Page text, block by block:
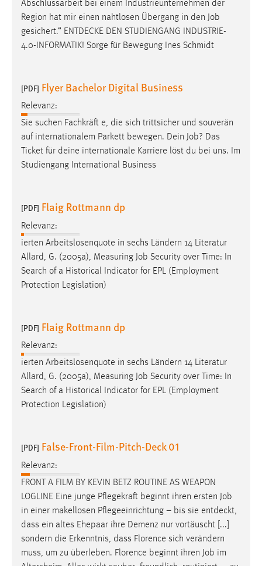
Abschlussarbeit bei einem Industrieunternehmen der
Region hat mir einen nahtlosen Übergang in den Job
gesichert.“ ENTDECKE DEN STUDIENGANG INDUSTRIE-
4.0-INFORMATIK! Sorge für Bewegung Ines Schmidt
[PDF] Flyer Bachelor Digital Business
Relevanz:
Sie suchen Fachkräft e, die sich trittsicher und souverän
auf internationalem Parkett bewegen. Dein Job? Das
Ticket für deine internationale Karriere löst du bei uns. Im
Studiengang International Business
[PDF] Flaig Rottmann dp
Relevanz:
ierten Arbeitslosenquote in sechs Ländern 14 Literatur
Allard, G. (2005a), Measuring Job Security over Time: In
Search of a Historical Indicator for EPL (Employment
Protection Legislation)
[PDF] Flaig Rottmann dp
Relevanz:
ierten Arbeitslosenquote in sechs Ländern 14 Literatur
Allard, G. (2005a), Measuring Job Security over Time: In
Search of a Historical Indicator for EPL (Employment
Protection Legislation)
[PDF] False-Front-Film-Pitch-Deck 01
Relevanz:
FRONT A FILM BY KEVIN BETZ ROUTINE AS WEAPON
LOGLINE Eine junge Pflegekraft beginnt ihren ersten Job
in einer makellosen Pflegeeinrichtung – bis sie entdeckt,
dass ein altes Ehepaar ihre Demenz nur vortäuscht [...]
sondern die Erkenntnis, dass Florence sich verändern
muss, um zu überleben. Florence beginnt ihren Job im
Conversion-Tracking
Cookie Laufzeit:
3 Monate
Facebook Pixel
Name:
_fbp
Anbieter:
Facebook
Cookie Laufzeit:
EXTERNE MEDIEN
Um Inhalte von Videoplattformen und Social Media
YouTube
Vimeo